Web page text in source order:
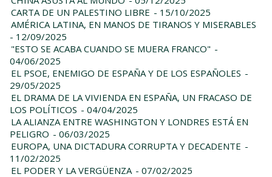
CARTA DE UN PALESTINO LIBRE - 15/10/2025
AMÉRICA LATINA, EN MANOS DE TIRANOS Y MISERABLES
- 12/09/2025
"ESTO SE ACABA CUANDO SE MUERA FRANCO" -
04/06/2025
EL PSOE, ENEMIGO DE ESPAÑA Y DE LOS ESPAÑOLES -
29/05/2025
EL DRAMA DE LA VIVIENDA EN ESPAÑA, UN FRACASO DE
LOS POLÍTICOS - 04/04/2025
LA ALIANZA ENTRE WASHINGTON Y LONDRES ESTÁ EN
PELIGRO - 06/03/2025
EUROPA, UNA DICTADURA CORRUPTA Y DECADENTE -
11/02/2025
EL PODER Y LA VERGÜENZA - 07/02/2025